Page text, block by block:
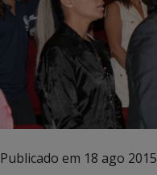
Publicado em 18 ago 2015